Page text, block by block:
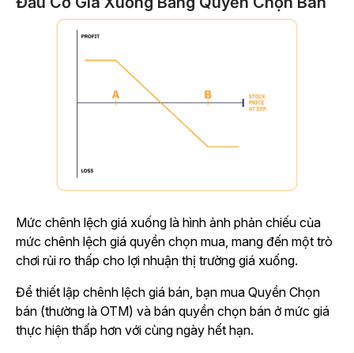
Mức chênh lệch giá xuống là hình ảnh phản chiếu của
mức chênh lệch giá quyền chọn mua, mang đến một trò
chơi rủi ro thấp cho lợi nhuận thị trường giá xuống.
Để thiết lập chênh lệch giá bán, bạn mua Quyền Chọn
bán (thường là OTM) và bán quyền chọn bán ở mức giá
thực hiện thấp hơn với cùng ngày hết hạn.